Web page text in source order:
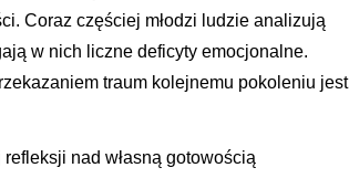
Coraz częściej młodzi ludzie analizują
w nich liczne deficyty emocjonalne.
traum kolejnemu pokoleniu jest
nad własną gotowością